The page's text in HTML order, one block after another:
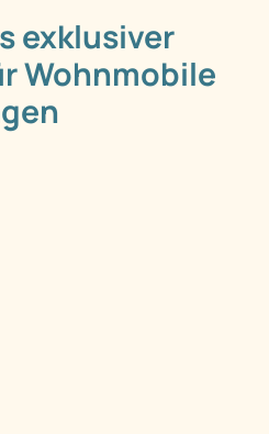
exklusiver
Wohnmobile